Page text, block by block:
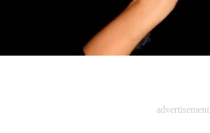
advertisement